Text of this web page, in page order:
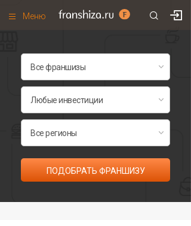
Меню
Франшизы по категориям
ПОДОБРАТЬ ФРАНШИЗУ